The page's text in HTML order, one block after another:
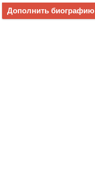
Дополнить биографию